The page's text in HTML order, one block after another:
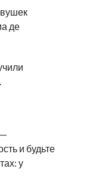
де
и будьте
у